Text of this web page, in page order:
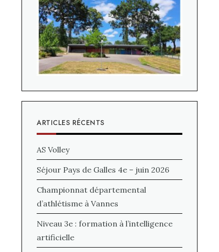
ARTICLES RÉCENTS
AS Volley
Séjour Pays de Galles 4e – juin 2026
Championnat départemental
d’athlétisme à Vannes
Niveau 3e : formation à l’intelligence
artificielle